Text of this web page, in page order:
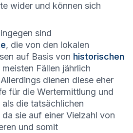
wider und können sich
sind
, die von den lokalen
auf Basis von historischen
meisten Fällen jährlich
dienen diese eher
für die Wertermittlung und
die tatsächlichen
sie auf einer Vielzahl von
und somit